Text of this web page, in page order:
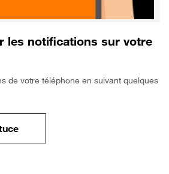
les notifications sur votre
de votre téléphone en suivant quelques
limiter les notifications